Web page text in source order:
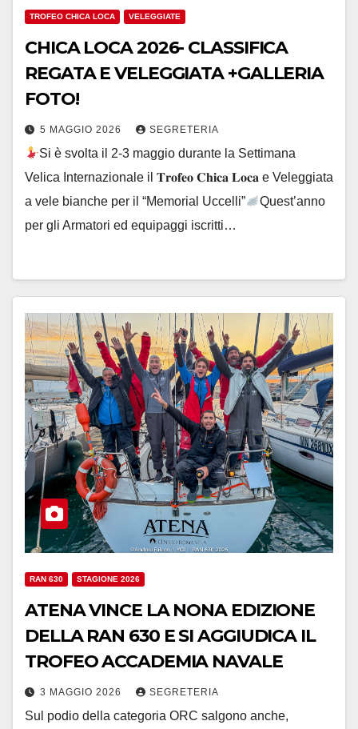
TROFEO CHICA LOCA VELEGGIATE
CHICA LOCA 2026- CLASSIFICA
REGATA E VELEGGIATA +GALLERIA
FOTO!
5 MAGGIO 2026 SEGRETERIA
Si è svolta il 2-3 maggio durante la Settimana
Velica Internazionale il 𝐓𝐫𝐨𝐟𝐞𝐨 𝐂𝐡𝐢𝐜𝐚 𝐋𝐨𝐜𝐚 e Veleggiata
a vele bianche per il “Memorial Uccelli”
Quest’anno
per gli Armatori ed equipaggi iscritti…
RAN 630 STAGIONE 2026
ATENA VINCE LA NONA EDIZIONE
DELLA RAN 630 E SI AGGIUDICA IL
TROFEO ACCADEMIA NAVALE
3 MAGGIO 2026 SEGRETERIA
Sul podio della categoria ORC salgono anche,